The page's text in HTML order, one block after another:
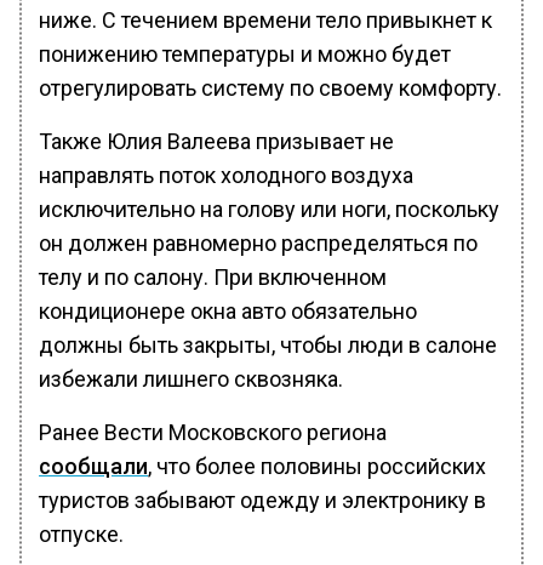
ниже. С течением времени тело привыкнет к
понижению температуры и можно будет
отрегулировать систему по своему комфорту.
Также Юлия Валеева призывает не
направлять поток холодного воздуха
исключительно на голову или ноги, поскольку
он должен равномерно распределяться по
телу и по салону. При включенном
кондиционере окна авто обязательно
должны быть закрыты, чтобы люди в салоне
избежали лишнего сквозняка.
Ранее Вести Московского региона
сообщали, что более половины российских
туристов забывают одежду и электронику в
отпуске.